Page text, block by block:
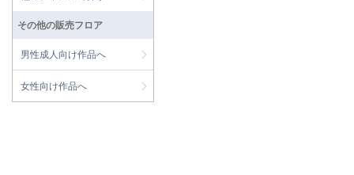
その他の販売フロア
男性成人向け作品へ
女性向け作品へ